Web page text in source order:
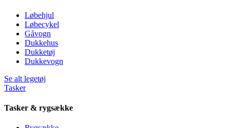
Løbehjul
Løbecykel
Gåvogn
Dukkehus
Dukketøj
Dukkevogn
Se alt legetøj
Tasker
Tasker & rygsække